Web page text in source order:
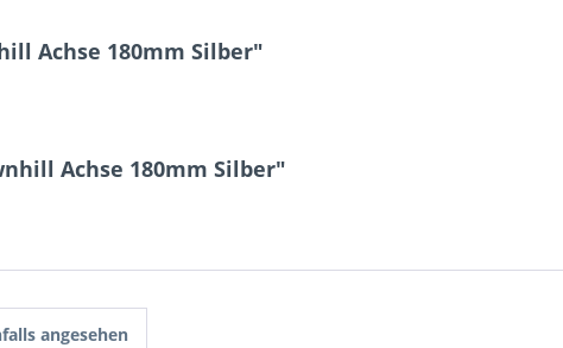
Achse 180mm Silber"
Achse 180mm Silber"
angesehen